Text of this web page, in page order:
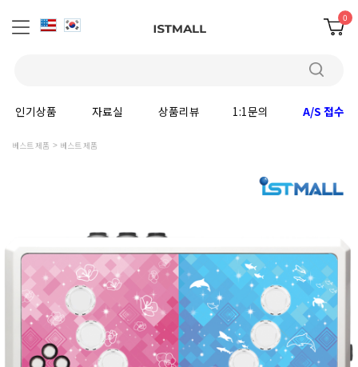
0
인기상품 자료실 상품리뷰 1:1문의 A/S 접수
베스트 제품 베스트 제품